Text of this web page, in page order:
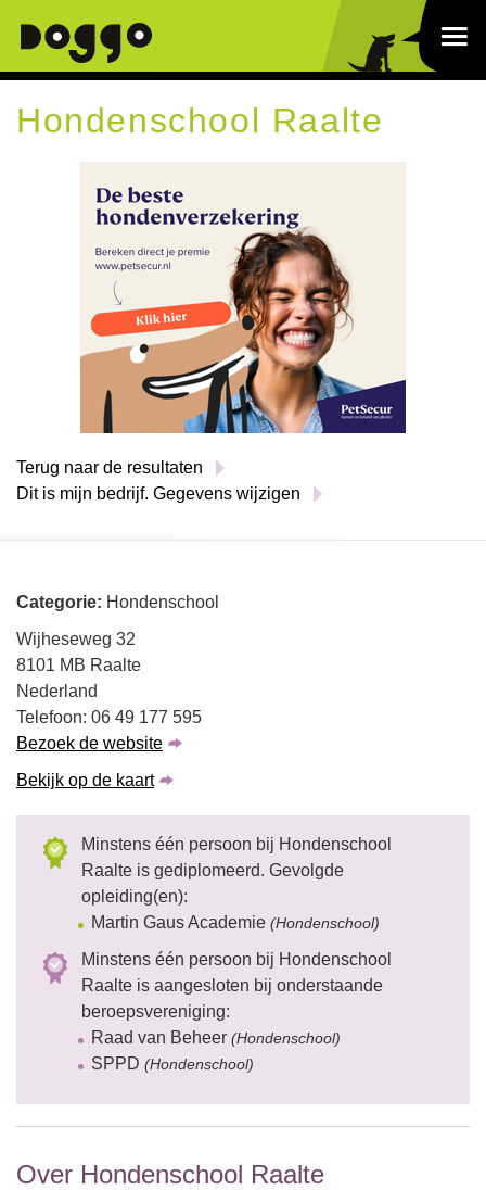
Hondenschool Raalte
Terug naar de resultaten
Dit is mijn bedrijf. Gegevens wijzigen
Categorie: Hondenschool
Wijheseweg 32
8101 MB Raalte
Nederland
Telefoon: 06 49 177 595
Bezoek de website
Bekijk op de kaart
Minstens één persoon bij Hondenschool
Raalte is gediplomeerd. Gevolgde
opleiding(en):
Martin Gaus Academie (Hondenschool)
Minstens één persoon bij Hondenschool
Raalte is aangesloten bij onderstaande
beroepsvereniging:
Raad van Beheer (Hondenschool)
SPPD (Hondenschool)
Over Hondenschool Raalte